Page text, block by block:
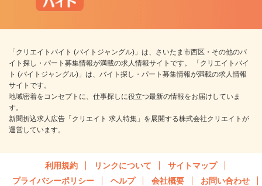
「クリエイトバイト (バイトジャングル)」は、さいたま市西区・その他のバ
イト探し・パート募集情報が満載の求人情報サイトです。 「クリエイトバイ
ト (バイトジャングル)」は、バイト探し・パート募集情報が満載の求人情報
サイトです。
地域密着をコンセプトに、仕事探しに役立つ最新の情報をお届けしていま
す。
新聞折込求人広告「クリエイト 求人特集」を展開する株式会社クリエイトが
運営しています。
利用規約 リンクについて
サイトマップ
プライバシーポリシー
ヘルプ 会社概要 お問い合わせ